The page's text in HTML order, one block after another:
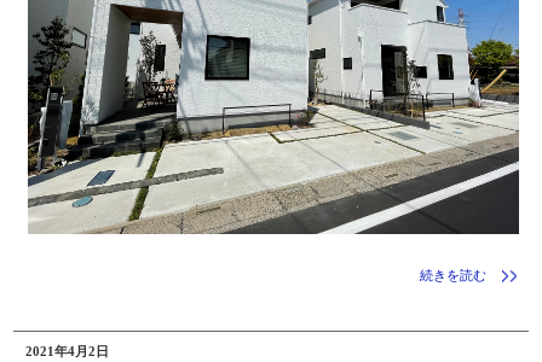
続きを読む
2021年4月2日